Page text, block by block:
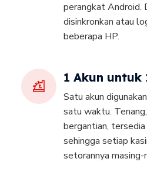
perangkat Android.
disinkronkan atau
beberapa HP.
1 Akun untuk
Satu akun
satu waktu.
bergantian,
sehingga setiap
setorannya masing-